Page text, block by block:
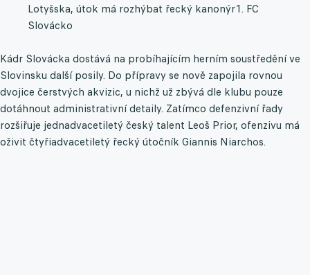
Lotyšska, útok má rozhýbat řecký kanonýr1. FC
Slovácko
Kádr Slovácka dostává na probíhajícím herním soustředění ve
Slovinsku další posily. Do přípravy se nově zapojila rovnou
dvojice čerstvých akvizic, u nichž už zbývá dle klubu pouze
dotáhnout administrativní detaily. Zatímco defenzivní řady
rozšiřuje jednadvacetiletý český talent Leoš Prior, ofenzivu má
oživit čtyřiadvacetiletý řecký útočník Giannis Niarchos.